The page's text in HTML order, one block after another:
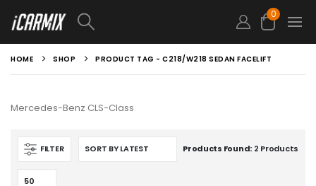
0
HOME SHOP PRODUCT TAG - C218/W218 SEDAN FACELIFT
Mercedes-Benz CLS-Class
FILTER Products Found: 2 Products